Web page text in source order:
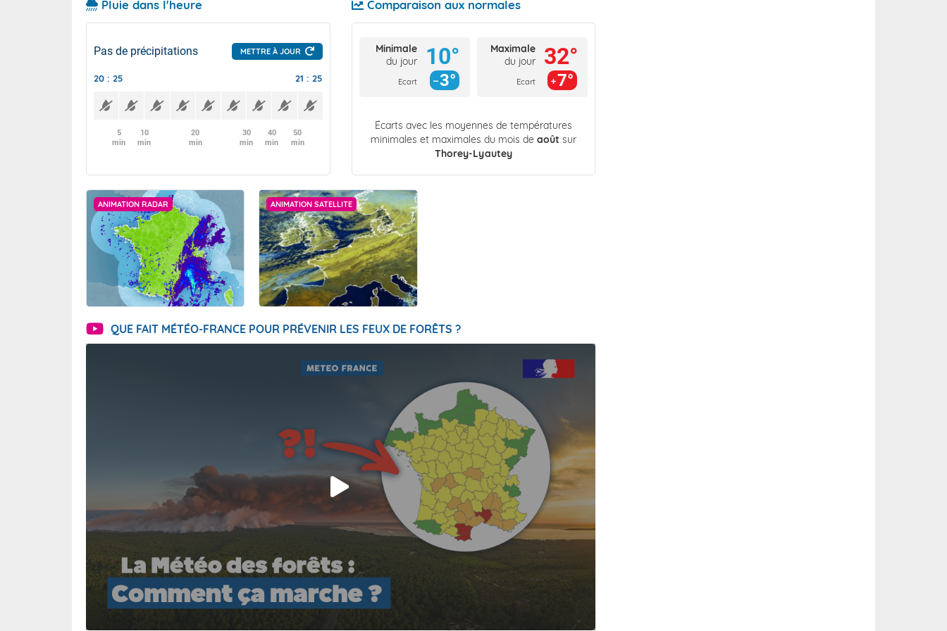
Pluie dans l'heure
Pas de précipitations METTRE À JOUR
20 : 25 21 : 25
5
min
10
min
20
min
30
min
40
min
50
min
Comparaison aux normales
Minimale
du jour
Ecart
10°
3°
Maximale
du jour
Ecart
32°
7°
Écarts avec les moyennes de températures
minimales et maximales du mois de août sur
Thorey-Lyautey
ANIMATION RADAR ANIMATION SATELLITE
QUE FAIT MÉTÉO-FRANCE POUR PRÉVENIR LES FEUX DE FORÊTS ?